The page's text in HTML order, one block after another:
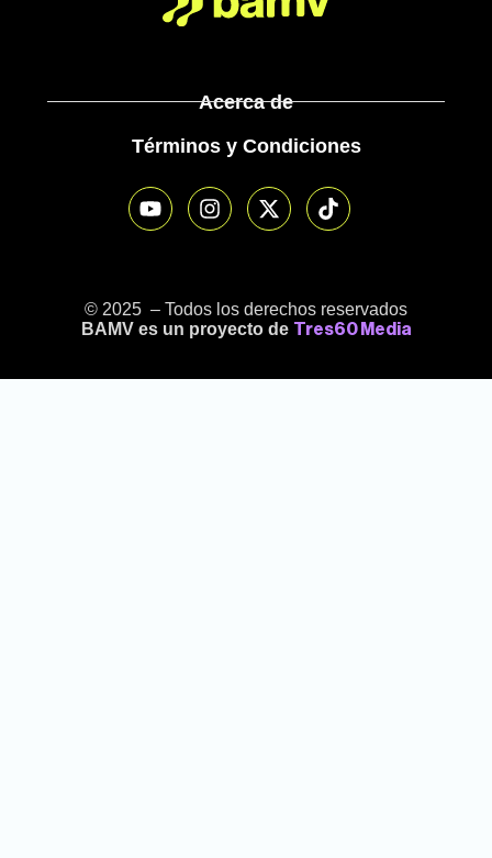
Acerca de
Términos y Condiciones
© 2025 – Todos los derechos reservados
BAMV es un proyecto de Tres60 Media